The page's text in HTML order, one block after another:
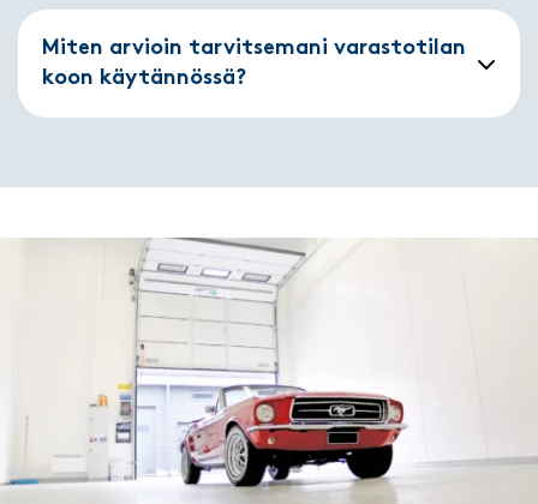
Miten arvioin tarvitsemani varastotilan
koon käytännössä?